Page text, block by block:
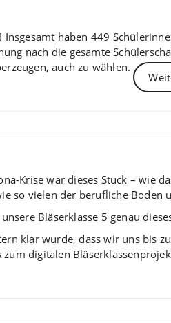
Insgesamt haben 449
nach die gesamte
auch zu wählen.
Krise war dieses Stück – wie
so vielen der berufliche Boden
Bläserklasse 5 genau
klar wurde, dass wir uns bis
zum digitalen